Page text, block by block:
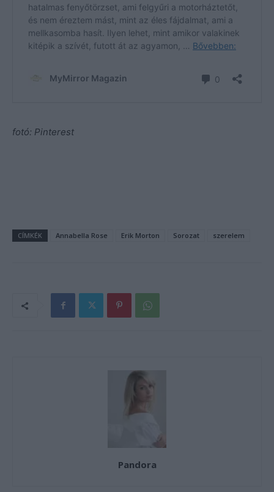
fotó: Pinterest
CÍMKÉK Annabella Rose Erik Morton Sorozat szerelem
Pandora